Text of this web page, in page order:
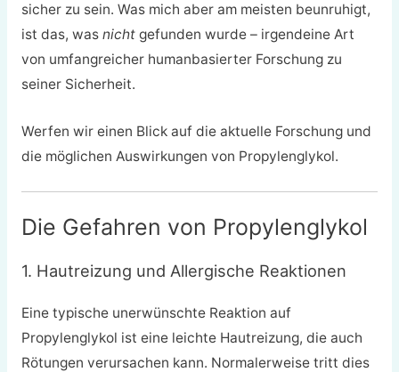
sicher zu sein. Was mich aber am meisten beunruhigt,
ist das, was nichtgefunden wurde – irgendeine Art
von umfangreicher humanbasierter Forschung zu
seiner Sicherheit.
Werfen wir einen Blick auf die aktuelle Forschung und
die möglichen Auswirkungen von Propylenglykol.
Die Gefahren von Propylenglykol
1. Hautreizung und Allergische Reaktionen
Eine typische unerwünschte Reaktion auf
Propylenglykol ist eine leichte Hautreizung, die auch
Rötungen verursachen kann. Normalerweise tritt dies